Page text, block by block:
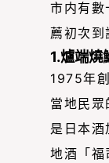
市内有數
薦初次到
1.爐端燒
1975年
當地民
是日本
地酒「福